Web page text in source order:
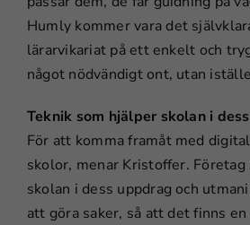
Humly kommer vara det
lärarvikariat på ett enkelt och
något nödvändigt ont, utan
Teknik som hjälper skolan i
För att komma framåt med
skolor, menar Kristoffer.
skolan i dess uppdrag och
att göra saker, så att det finns